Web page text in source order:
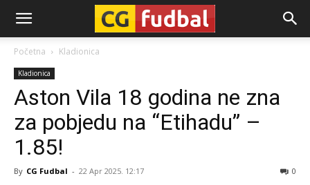
CG-
Fudbal
Početna Kladionica
Kladionica
Aston Vila 18 godina ne zna
za pobjedu na “Etihadu” –
1.85!
By CG Fudbal - 22 Apr 2025. 12:17 0